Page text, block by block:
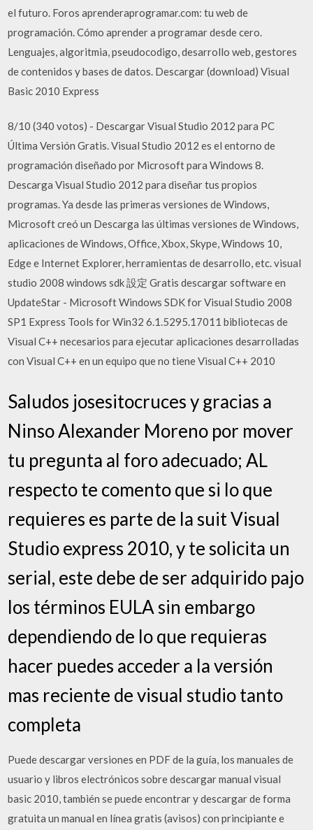
el futuro. Foros aprenderaprogramar.com: tu web de
programación. Cómo aprender a programar desde cero.
Lenguajes, algoritmia, pseudocodigo, desarrollo web, gestores
de contenidos y bases de datos. Descargar (download) Visual
Basic 2010 Express
8/10 (340 votos) - Descargar Visual Studio 2012 para PC
Última Versión Gratis. Visual Studio 2012 es el entorno de
programación diseñado por Microsoft para Windows 8.
Descarga Visual Studio 2012 para diseñar tus propios
programas. Ya desde las primeras versiones de Windows,
Microsoft creó un Descarga las últimas versiones de Windows,
aplicaciones de Windows, Office, Xbox, Skype, Windows 10,
Edge e Internet Explorer, herramientas de desarrollo, etc. visual
studio 2008 windows sdk 設定 Gratis descargar software en
UpdateStar - Microsoft Windows SDK for Visual Studio 2008
SP1 Express Tools for Win32 6.1.5295.17011 bibliotecas de
Visual C++ necesarios para ejecutar aplicaciones desarrolladas
con Visual C++ en un equipo que no tiene Visual C++ 2010
Saludos josesitocruces y gracias a
Ninso Alexander Moreno por mover
tu pregunta al foro adecuado; AL
respecto te comento que si lo que
requieres es parte de la suit Visual
Studio express 2010, y te solicita un
serial, este debe de ser adquirido pajo
los términos EULA sin embargo
dependiendo de lo que requieras
hacer puedes acceder a la versión
mas reciente de visual studio tanto
completa
Puede descargar versiones en PDF de la guía, los manuales de
usuario y libros electrónicos sobre descargar manual visual
basic 2010, también se puede encontrar y descargar de forma
gratuita un manual en línea gratis (avisos) con principiante e